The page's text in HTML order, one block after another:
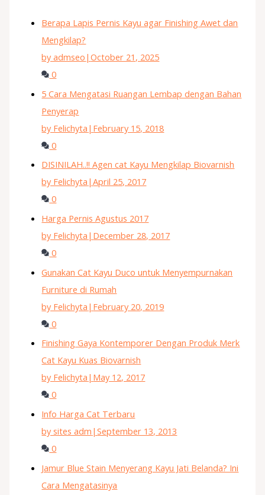
Berapa Lapis Pernis Kayu agar Finishing Awet dan
Mengkilap?
by admseo |October 21, 2025
0
5 Cara Mengatasi Ruangan Lembap dengan Bahan
Penyerap
by Felichyta | February 15, 2018
0
DISINILAH..!! Agen cat Kayu Mengkilap Biovarnish
by Felichyta |April 25, 2017
0
Harga Pernis Agustus 2017
by Felichyta | December 28, 2017
0
Gunakan Cat Kayu Duco untuk Menyempurnakan
Furniture di Rumah
by Felichyta | February 20, 2019
0
Finishing Gaya Kontemporer Dengan Produk Merk
Cat Kayu Kuas Biovarnish
by Felichyta | May 12, 2017
0
Info Harga Cat Terbaru
by sites adm |September 13, 2013
0
Jamur Blue Stain Menyerang Kayu Jati Belanda? Ini
Cara Mengatasinya